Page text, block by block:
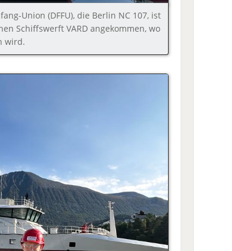
Union (DFFU), die Berlin NC 107, ist
Schiffswerft VARD angekommen, wo
wird.